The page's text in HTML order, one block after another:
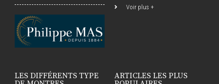
Voir plus +
LES DIFFÉRENTS TYPE
ARTICLES LES PLUS